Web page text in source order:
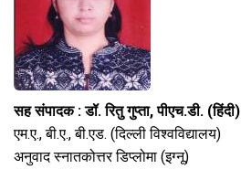
सह संपादक : डॉ. रितु गुप्ता, पीएच.डी. (हिंदी)
एम.ए., बी.ए., बी.एड. (दिल्ली विश्वविद्यालय)
अनुवाद स्नातकोत्तर डिप्लोमा (इग्नू)